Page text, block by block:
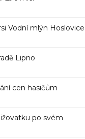
Vodní mlýn Hoslovice
Lipno
cen hasičům
po svém